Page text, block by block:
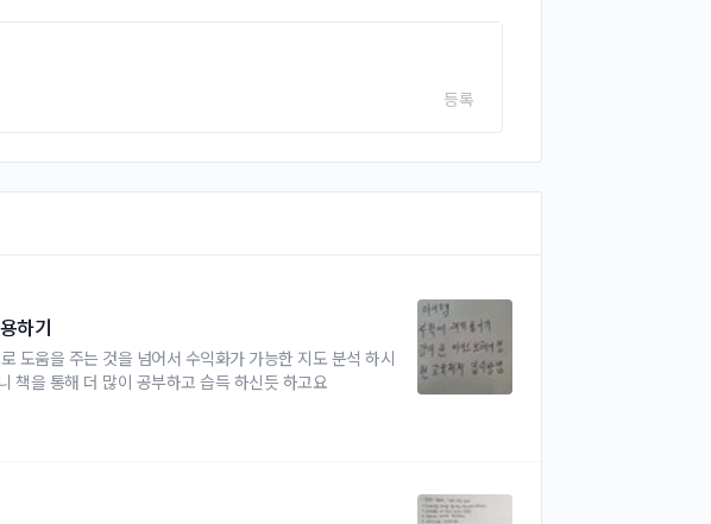
등록
하기
도움을 주는 것을 넘어서 수익화가 가능한 지도 분석 하시
책을 통해 더 많이 공부하고 습득 하신듯 하고요